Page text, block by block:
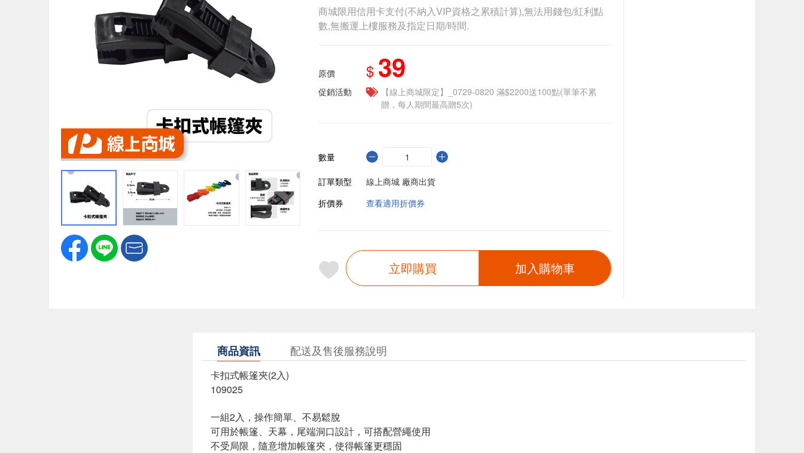
商城限用信用卡支付(不納入VIP資格之累積計算),無法用錢包/紅利點
數,無搬運上樓服務及指定日期/時間.
原價 $ 39
促銷活動
【線上商城限定】_0729-0820 滿$2200送100點(單筆不累
贈，每人期間最高贈5次)
數量
訂單類型
線上商城 廠商出貨
折價券
查看適用折價券
立即購買 加入購物車
商品資訊 配送及售後服務說明
卡扣式帳篷夾(2入)
109025
一組2入，操作簡單、不易鬆脫
可用於帳篷、天幕，尾端洞口設計，可搭配營繩使用
不受局限，隨意增加帳篷夾，使得帳篷更穩固